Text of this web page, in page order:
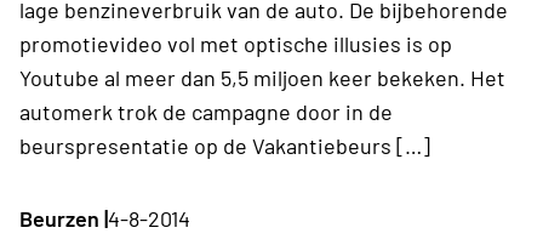
lage benzineverbruik van de auto. De bijbehorende
promotievideo vol met optische illusies is op
Youtube al meer dan 5,5 miljoen keer bekeken. Het
automerk trok de campagne door in de
beurspresentatie op de Vakantiebeurs […]
Beurzen |4-8-2014